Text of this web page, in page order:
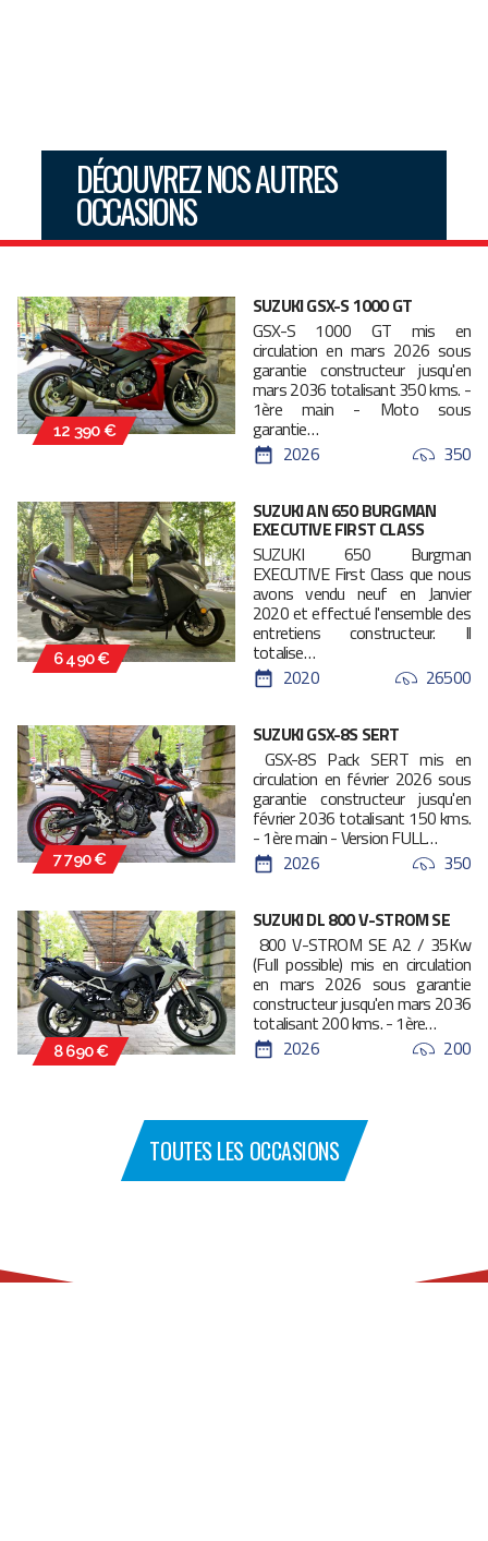
DÉCOUVREZ NOS AUTRES
OCCASIONS
12 390 €
SUZUKI GSX-S 1000 GT
GSX-S 1000 GT mis en
circulation en mars 2026 sous
garantie constructeur jusqu'en
mars 2036 totalisant 350 kms. -
1ère main - Moto sous
garantie…
2026
350
6 490 €
SUZUKI AN 650 BURGMAN
EXECUTIVE FIRST CLASS
SUZUKI 650 Burgman
EXECUTIVE First Class que nous
avons vendu neuf en Janvier
2020 et effectué l'ensemble des
entretiens constructeur. Il
totalise…
2020
26500
7 790 €
SUZUKI GSX-8S SERT
GSX-8S Pack SERT mis en
circulation en février 2026 sous
garantie constructeur jusqu'en
février 2036 totalisant 150 kms.
- 1ère main - Version FULL…
2026
350
8 690 €
SUZUKI DL 800 V-STROM SE
800 V-STROM SE A2 / 35Kw
(Full possible) mis en circulation
en mars 2026 sous garantie
constructeur jusqu'en mars 2036
totalisant 200 kms. - 1ère…
2026
200
TOUTES LES OCCASIONS